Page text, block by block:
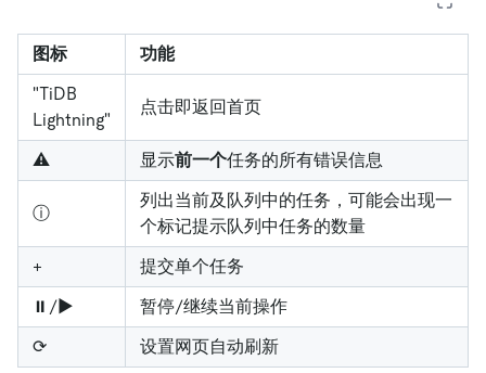
图标
功能
"TiDB
Lightning"
点击即返回首页
⚠ 显示前一个任务的所有错误信息
ⓘ
列出当前及队列中的任务，可能会出现一
个标记提示队列中任务的数量
+
提交单个任务
⏸/▶
暂停/继续当前操作
⟳
设置网页自动刷新